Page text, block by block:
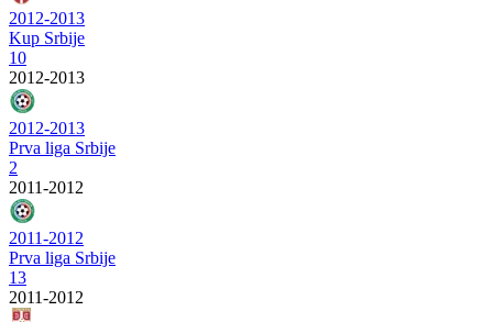
2012-2013
Kup Srbije
10
2012-2013
2012-2013
Prva liga Srbije
2
2011-2012
2011-2012
Prva liga Srbije
13
2011-2012